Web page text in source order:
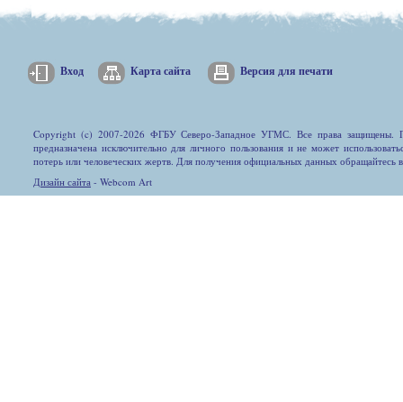
Вход Карта сайта Версия для печати
Copyright (c) 2007-2026 ФГБУ Северо-Западное УГМС. Все права защищены.
предназначена исключительно для личного пользования и не может
потерь или человеческих жертв. Для получения официальных данных обращайтесь
Дизайн сайта - Webcom Art